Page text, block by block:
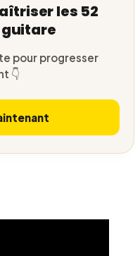
les 52
pour progresser
👇